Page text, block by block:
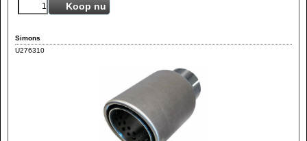
Koop nu
Simons
U276310